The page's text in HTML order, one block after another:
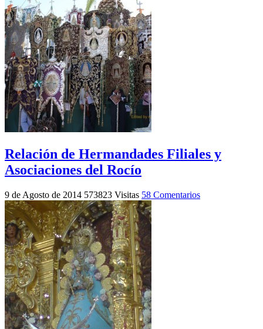
Relación de Hermandades Filiales y
Asociaciones del Rocío
9 de Agosto de 2014 573823 Visitas 58 Comentarios